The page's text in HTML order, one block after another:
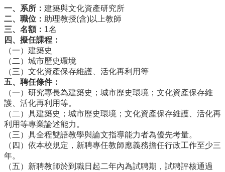
息
系
所
簡
系
所
成
員
招
生
資
訊
一、系所： 建築與文化資產研究所
二、職位： 助理教授(含)以上教師
三、名額： 1名
四、擬任課程：
（一）建築史
（二）城市歷史環境
（三）文化資產保存維護、活化再利用等
五、聘任條件：
（一）研究專長為建築史；城市歷史環境；文化資產保存維
護、活化再利用等。
（二）具建築史；城市歷史環境；文化資產保存維護、活化再
利用等專業論述能力。
（三）具全程雙語教學與論文指導能力者為優先考量。
（四）依本校規定，新聘專任教師應義務擔任行政工作至少三
年。
（五）新聘教師於到職日起二年內為試聘期，試聘評核通過